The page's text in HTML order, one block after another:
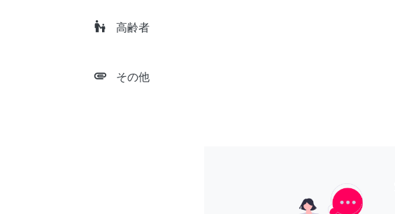
escalator_warning 高齢者
attachment その他